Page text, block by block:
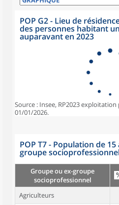
POP G2 - Lieu de
des personnes habitant
auparavant en 2023
Source : Insee, RP2023
01/01/2026.
POP T7 - Population de
groupe
Groupe ou ex-groupe
socioprofessionnel
Agriculteurs